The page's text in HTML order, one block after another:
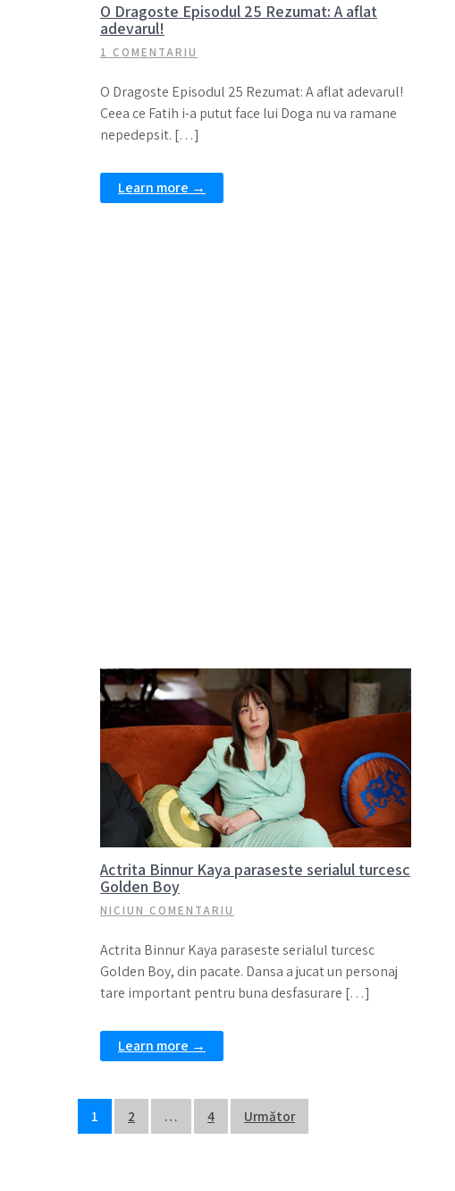
O Dragoste Episodul 25 Rezumat: A aflat
adevarul!
1 COMENTARIU
O Dragoste Episodul 25 Rezumat: A aflat adevarul!
Ceea ce Fatih i-a putut face lui Doga nu va ramane
nepedepsit. […]
Learn more →
Actrita Binnur Kaya paraseste serialul turcesc
Golden Boy
NICIUN COMENTARIU
Actrita Binnur Kaya paraseste serialul turcesc
Golden Boy, din pacate. Dansa a jucat un personaj
tare important pentru buna desfasurare […]
Learn more →
Navigare
1 2 … 4 Următor